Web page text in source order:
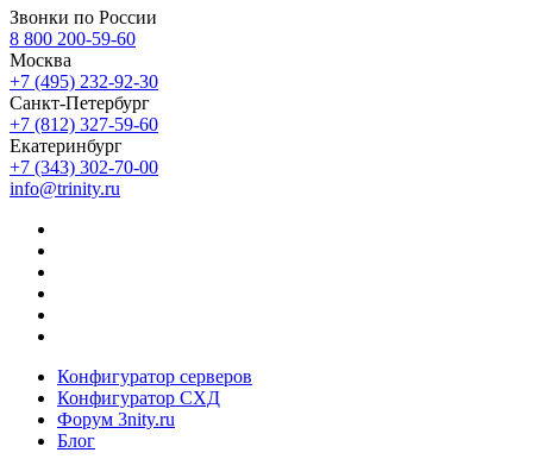
Звонки по России
8 800 200-59-60
Москва
+7 (495) 232-92-30
Санкт-Петербург
+7 (812) 327-59-60
Екатеринбург
+7 (343) 302-70-00
info@trinity.ru
Конфигуратор серверов
Конфигуратор СХД
Форум 3nity.ru
Блог